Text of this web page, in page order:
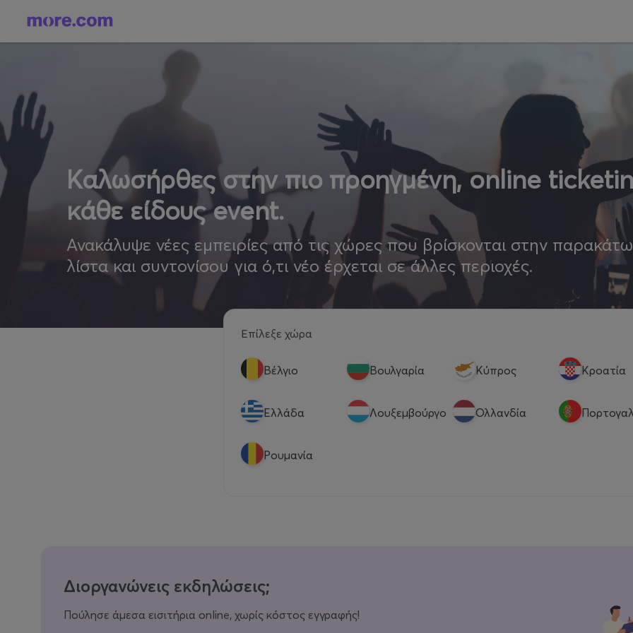
Καλωσήρθες στην πιο προηγμένη, online
κάθε είδους event.
Ανακάλυψε νέες εμπειρίες από τις χώρες που βρίσκονται στην παρακάτω
λίστα και συντονίσου για ό,τι νέο έρχεται σε άλλες περιοχές.
Επίλεξε χώρα
Βέλγιο Βουλγαρία Κύπρος Κροατία
Eλλάδα Λουξεμβούργο Ολλανδία
Ρουμανία
Διοργανώνεις εκδηλώσεις;
Πούλησε άμεσα εισιτήρια online, χωρίς κόστος εγγραφής!